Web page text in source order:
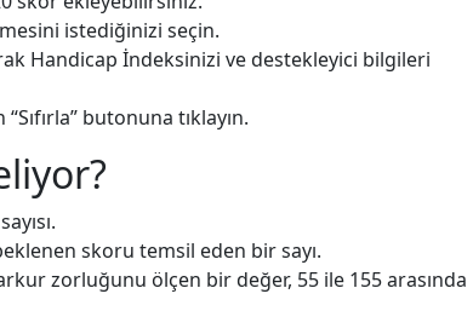
istediğinizi seçin.
Handicap İndeksinizi ve destekleyici bilgileri
butonuna tıklayın.
skoru temsil eden bir sayı.
zorluğunu ölçen bir değer, 55 ile 155 arasında